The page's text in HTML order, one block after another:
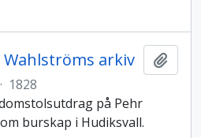
arkiv
· 1828
på Pehr
burskap i Hudiksvall.